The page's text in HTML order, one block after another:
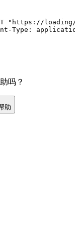
"https://loading/
Type:
吗？
助